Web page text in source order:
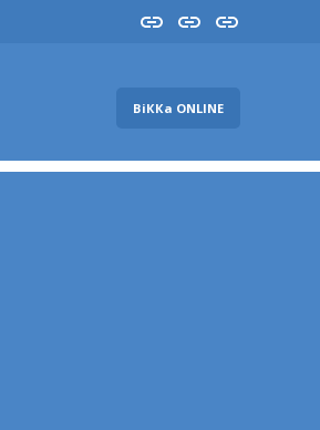
InstaYouTube
FB
ВіККа ONLINE